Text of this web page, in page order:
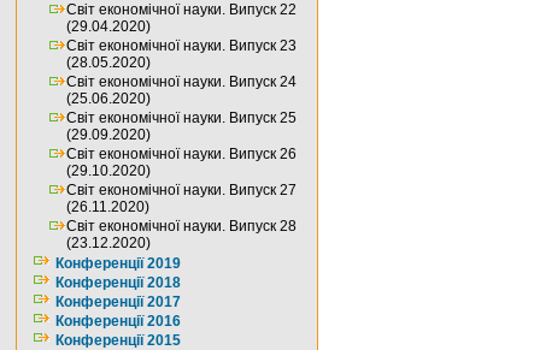
Світ економічної науки. Випуск 22
(29.04.2020)
Світ економічної науки. Випуск 23
(28.05.2020)
Світ економічної науки. Випуск 24
(25.06.2020)
Світ економічної науки. Випуск 25
(29.09.2020)
Світ економічної науки. Випуск 26
(29.10.2020)
Світ економічної науки. Випуск 27
(26.11.2020)
Світ економічної науки. Випуск 28
(23.12.2020)
Конференції 2019
Конференції 2018
Конференції 2017
Конференції 2016
Конференції 2015